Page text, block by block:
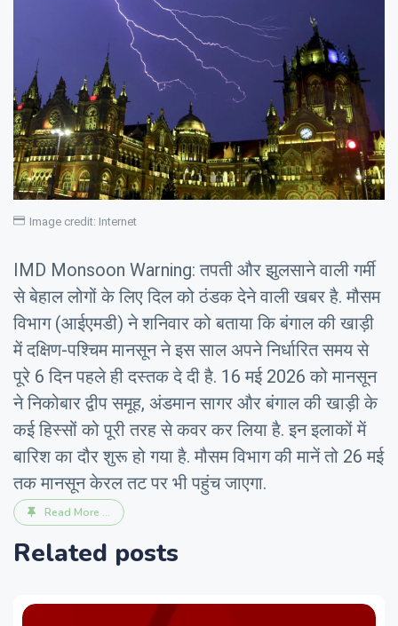
Image credit: Internet
IMD Monsoon Warning: तपती और झुलसाने वाली गर्मी
से बेहाल लोगों के लिए दिल को ठंडक देने वाली खबर है. मौसम
विभाग (आईएमडी) ने शनिवार को बताया कि बंगाल की खाड़ी
में दक्षिण-पश्चिम मानसून ने इस साल अपने निर्धारित समय से
पूरे 6 दिन पहले ही दस्तक दे दी है. 16 मई 2026 को मानसून
ने निकोबार द्वीप समूह, अंडमान सागर और बंगाल की खाड़ी के
कई हिस्सों को पूरी तरह से कवर कर लिया है. इन इलाकों में
बारिश का दौर शुरू हो गया है. मौसम विभाग की मानें तो 26 मई
तक मानसून केरल तट पर भी पहुंच जाएगा.
Read More ...
Related posts